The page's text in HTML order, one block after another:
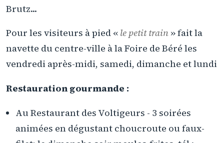
Brutz...
Pour les visiteurs à pied « le petit train » fait la
navette du centre-ville à la Foire de Béré les
vendredi après-midi, samedi, dimanche et lundi
Restauration gourmande :
Au Restaurant des Voltigeurs - 3 soirées
animées en dégustant choucroute ou faux-